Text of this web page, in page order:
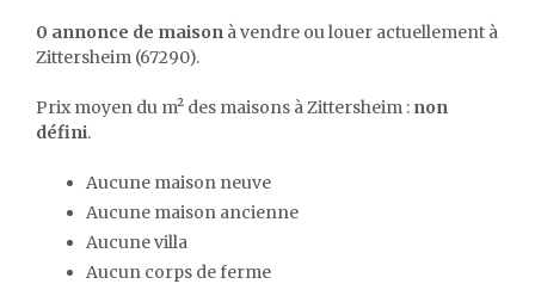
0 annonce de maison à vendre ou louer actuellement à
Zittersheim (67290).
Prix moyen du m² des maisons à Zittersheim : non
défini.
Aucune maison neuve
Aucune maison ancienne
Aucune villa
Aucun corps de ferme